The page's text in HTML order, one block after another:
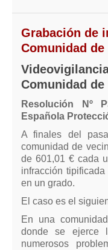
Grabación de
Comunidad
Comunidad
Resolución Nº
Española
A finales del
comunidad de
de 601,01 € cada
infracción
en un grado.
El caso es el
En una
donde se ejerce
numerosos